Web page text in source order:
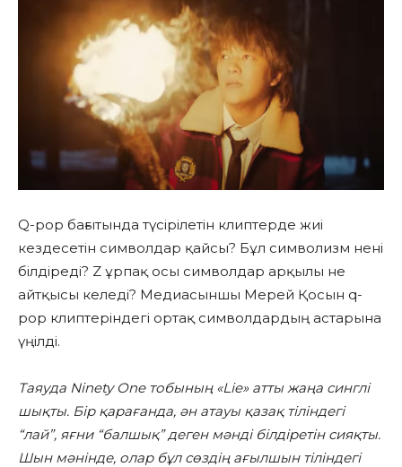
Q-pop бағытында түсірілетін клиптерде жиі
кездесетін символдар қайсы? Бұл символизм нені
білдіреді? Z ұрпақ осы символдар арқылы не
айтқысы келеді? Медиасыншы Мерей Қосын q-
pop клиптеріндегі ортақ символдардың астарына
үңілді.
Таяуда Ninety One тобының «Lie» атты жаңа синглі
шықты. Бір қарағанда, ән атауы қазақ тіліндегі
“лай”, яғни “балшық” деген мәнді білдіретін сияқты.
Шын мәнінде, олар бұл сөздің ағылшын тіліндегі